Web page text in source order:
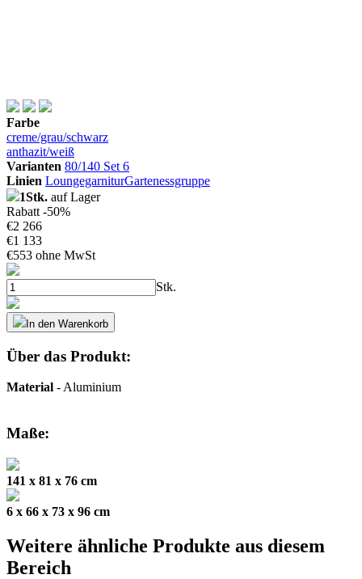
Farbe
creme/grau/schwarz
anthazit/weiß
Varianten 80/140 Set 6
Linien LoungegarniturGartenessgruppe
1Stk. auf Lager
Rabatt -50%
€2 266
€1 133
€553 ohne MwSt
Stk.
In den Warenkorb
Über das Produkt:
Material - Aluminium
Maße:
141 x 81 x 76 cm
6 x 66 x 73 x 96 cm
Weitere ähnliche Produkte aus diesem
Bereich